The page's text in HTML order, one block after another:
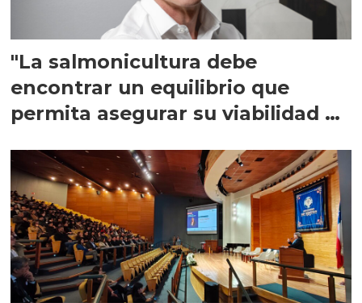
"La salmonicultura debe
encontrar un equilibrio que
permita asegurar su viabilidad de